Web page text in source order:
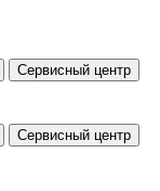
Сервисный центр
Сервисный центр